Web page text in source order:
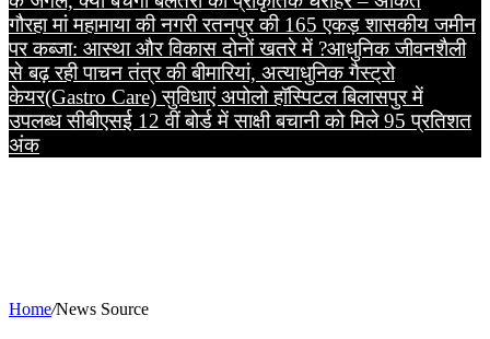
गौरहामां महामाया की नगरी रतनपुर की 165 एकड़ शासकीय जमीन
पर कब्जा: आस्था और विकास दोनों खतरे में ?आधुनिक जीवनशैली
से बढ़ रही पाचन तंत्र की बीमारियां, अत्याधुनिक गैस्ट्रो
केयर(Gastro Care) सुविधाएं अपोलो हॉस्पिटल बिलासपुर में
उपलब्धसीबीएसई 12 वीं बोर्ड में साक्षी बचानी को मिले 95 प्रतिशत
अंक
Home/News Source